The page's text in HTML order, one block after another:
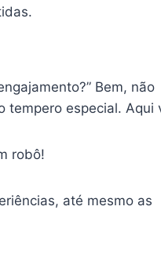
Bem, não
tempero especial. Aqui
robô!
até mesmo as